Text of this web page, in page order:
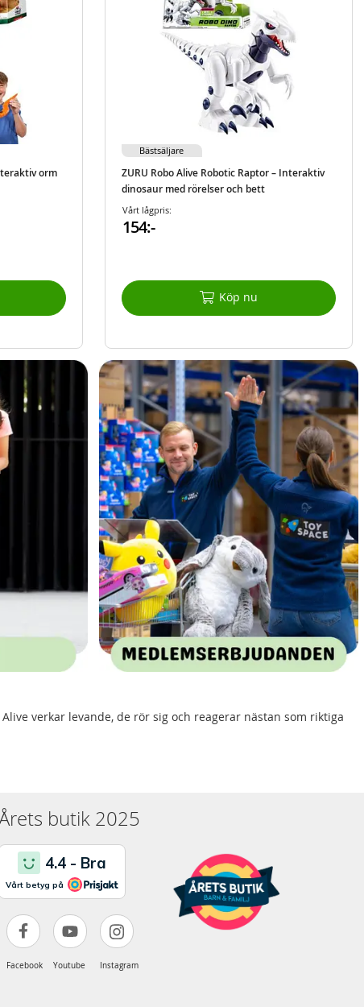
orm
ZURU Robo Alive Robotic Raptor – Interaktiv
dinosaur med rörelser och bett
Vårt lågpris:
154:-
Köp nu
Bästsäljare
verkar levande, de rör sig och reagerar nästan som riktiga
butik 2025
Facebook Youtube Instagram